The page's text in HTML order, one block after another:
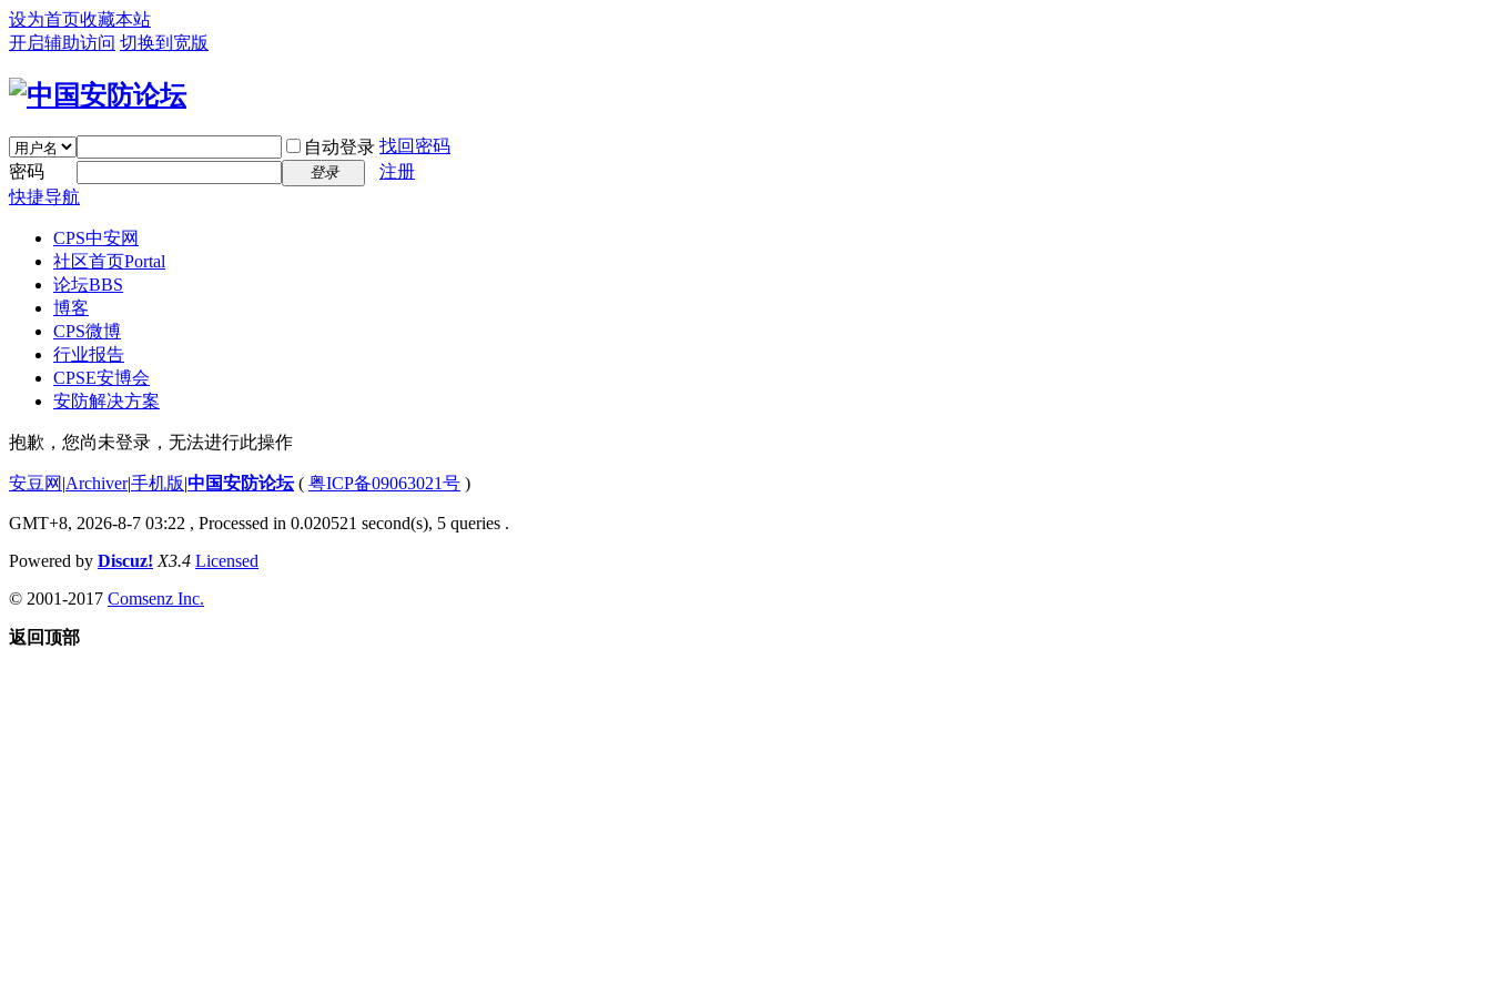
设为首页收藏本站
开启辅助访问 切换到宽版
自动登录 找回密码
密码
登录
注册
快捷导航
CPS中安网
社区首页Portal
论坛BBS
博客
CPS微博
行业报告
CPSE安博会
安防解决方案
抱歉，您尚未登录，无法进行此操作
安豆网 |Archiver|手机版|中国安防论坛( 粤ICP备09063021号 )
GMT+8, 2026-8-7 03:22 , Processed in 0.020521 second(s), 5 queries .
Powered by Discuz! X3.4 Licensed
© 2001-2017 Comsenz Inc.
返回顶部